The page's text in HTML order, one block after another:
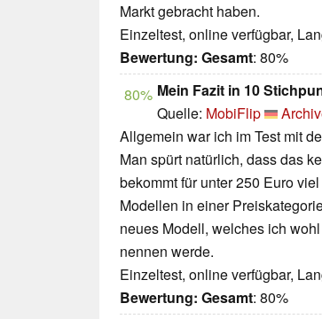
Markt gebracht haben.
Einzeltest, online verfügbar,
Bewertung: Gesamt: 80%
80% Mein Fazit in 10
Quelle: MobiFlip
Allgemein war ich im Test mit
Man spürt natürlich, dass das
bekommt für unter 250 Euro
Modellen in einer
neues Modell, welches ich
nennen werde.
Einzeltest, online verfügbar,
Bewertung: Gesamt: 80%